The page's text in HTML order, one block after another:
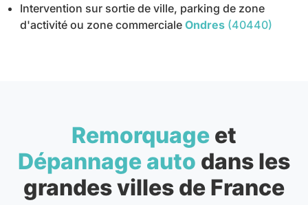
Intervention sur sortie de ville, parking de zone
d'activité ou zone commerciale Ondres (40440)
Remorquage et
Dépannage auto dans les
grandes villes de France